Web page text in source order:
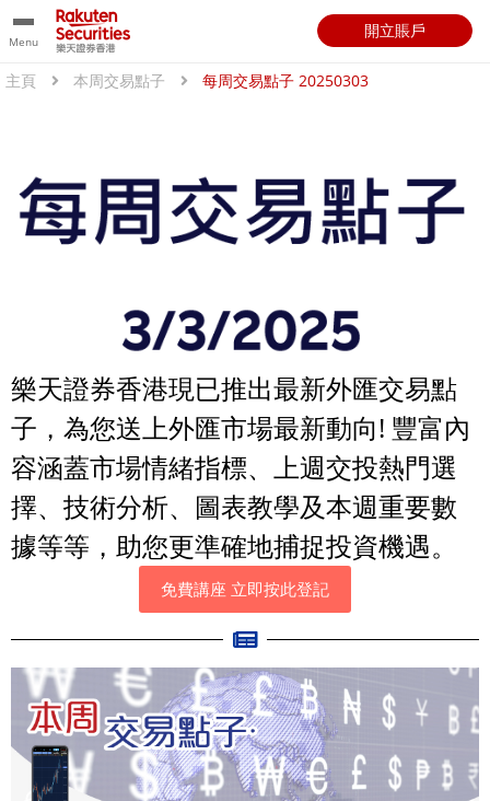
Menu
開立賬戶
主頁 本周交易點子 每周交易點子 20250303
樂天證券香港現已推出最新外匯交易點
子，為您送上外匯市場最新動向! 豐富內
容涵蓋市場情緒指標、上週交投熱門選
擇、技術分析、圖表教學及本週重要數
據等等，助您更準確地捕捉投資機遇。
免費講座 立即按此登記